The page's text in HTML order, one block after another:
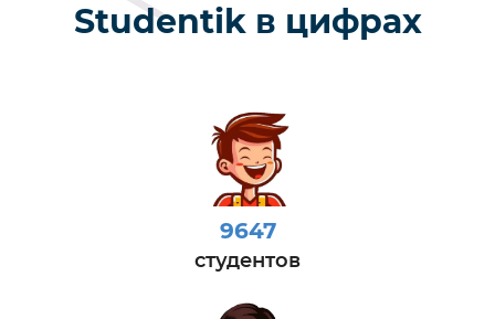
Studentik в цифрах
9647
студентов